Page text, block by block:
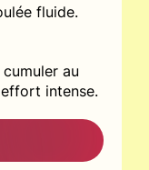
fluide.
au
intense.